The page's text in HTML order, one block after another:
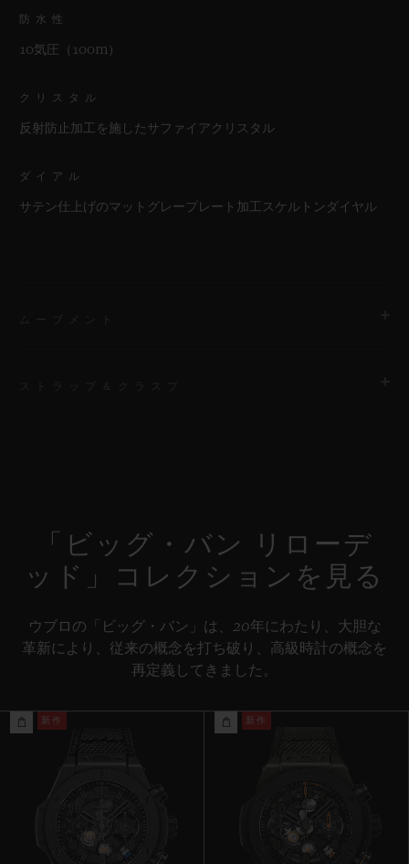
防水性
10気圧（100m）
クリスタル
反射防止加工を施したサファイアクリスタル
ダイアル
サテン仕上げのマットグレープレート加工スケルトンダイヤル
約72時間
ラクチャードラバーストラップ
ブラックセラミック＆チタニウム
「ビッグ・バン リローデ
ッド」コレクションを見る
ウブロの「ビッグ・バン」は、20年にわたり、大胆な
革新により、従来の概念を打ち破り、高級時計の概念を
再定義してきました。
新作 新作